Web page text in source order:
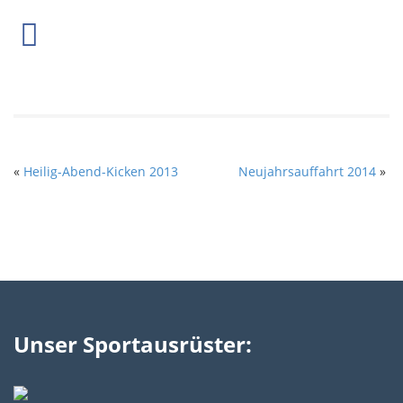
« Heilig-Abend-Kicken 2013 Neujahrsauffahrt 2014»
Unser Sportausrüster: